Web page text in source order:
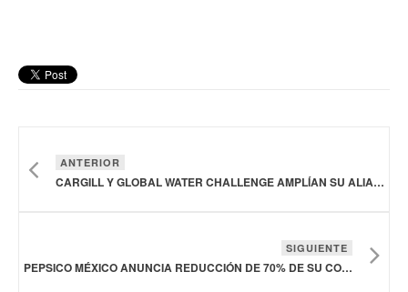
ANTERIOR
CARGILL Y GLOBAL WATER CHALLENGE AMPLÍAN SU ALIANZA EN LOS CINCO CONTINENTES PARA ABORDAR LOS DESAFÍOS DEL AGUA
SIGUIENTE
PEPSICO MÉXICO ANUNCIA REDUCCIÓN DE 70% DE SU CONSUMO DE AGUA